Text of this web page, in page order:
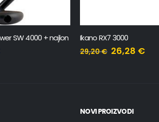
SW 4000 + najlon Ikano RX7 3000
29,20€ 26,28 €
NOVI PROIZVODI